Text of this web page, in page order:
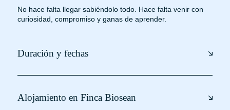
No hace falta llegar sabiéndolo todo. Hace falta venir con
curiosidad, compromiso y ganas de aprender.
Duración y fechas
Alojamiento en Finca Biosean